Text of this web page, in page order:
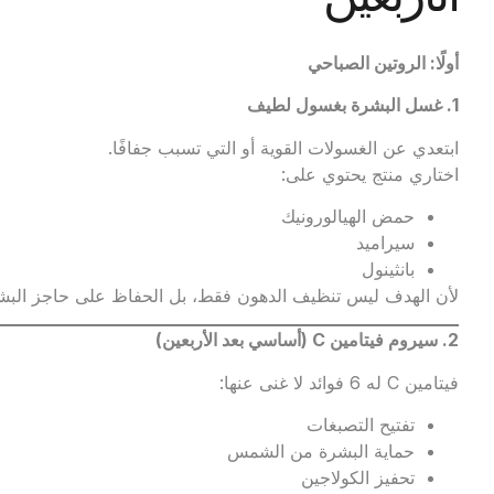
أولًا: الروتين الصباحي
1. غسل البشرة بغسول لطيف
ابتعدي عن الغسولات القوية أو التي تسبب جفافًا.
اختاري منتج يحتوي على:
حمض الهيالورونيك
سيراميد
بانثينول
لأن الهدف ليس تنظيف الدهون فقط، بل الحفاظ على حاجز
2. سيروم فيتامين أساسي بعد الأربعين)
فيتامين C له 6 فوائد لا غنى عنها:
تفتيح التصبغات
حماية البشرة من الشمس
تحفيز الكولاجين